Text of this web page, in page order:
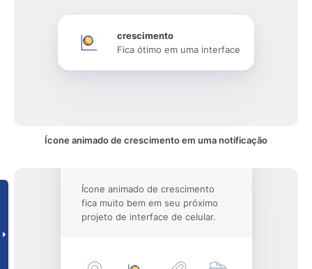
crescimento
Fica ótimo em uma interface
Ícone animado de crescimento em uma notificação
Ícone animado de crescimento
fica muito bem em seu próximo
projeto de interface de celular.